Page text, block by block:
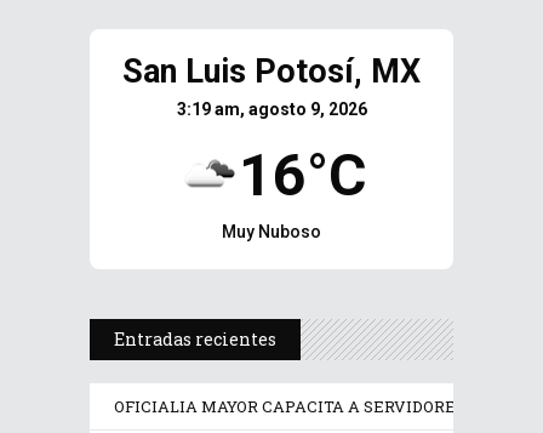
San Luis Potosí, MX
3:19 am, agosto 9, 2026
16°C
Muy Nuboso
Entradas recientes
OFICIALIA MAYOR CAPACITA A SERVIDORES